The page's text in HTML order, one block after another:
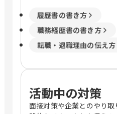
履歴書の書き方
職務経歴書の書き方
転職・退職理由の伝え方
活動中の対策
面接対策や企業とのやり